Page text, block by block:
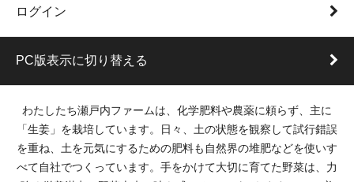
ログイン
PC版表示に切り替える
わたしたち瀬戸内ファームは、化学肥料や農薬に頼らず、主に
「生姜」を栽培しています。日々、土の状態を観察して試行錯誤
を重ね、土を元気にするための肥料も自然界の堆肥などを使いす
べて自社でつくっています。手をかけて大切に育てた野菜は、力